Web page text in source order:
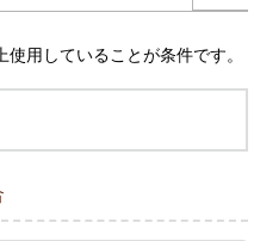
用していることが条件です。